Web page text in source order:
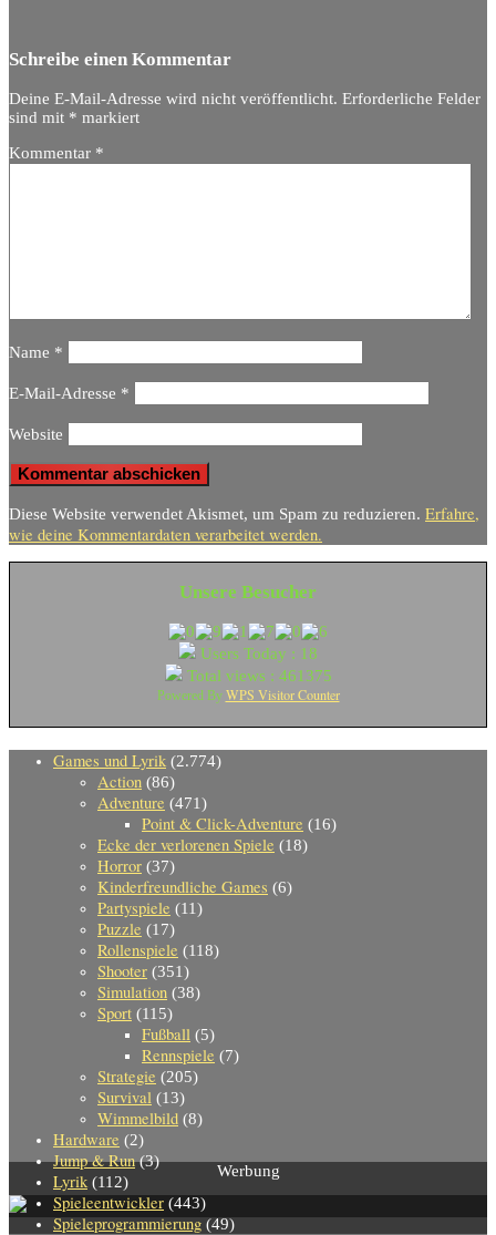
Schreibe einen Kommentar
Deine E-Mail-Adresse wird nicht veröffentlicht. Erforderliche Felder
sind mit * markiert
Kommentar *
Name *
E-Mail-Adresse *
Website
Diese Website verwendet Akismet, um Spam zu reduzieren. Erfahre,
wie deine Kommentardaten verarbeitet werden.
Unsere Besucher
Users Today : 18
Total views : 461375
Powered By WPS Visitor Counter
Games und Lyrik (2.774)
Action (86)
Adventure (471)
Point & Click-Adventure (16)
Ecke der verlorenen Spiele (18)
Horror (37)
Kinderfreundliche Games (6)
Partyspiele (11)
Puzzle (17)
Rollenspiele (118)
Shooter (351)
Simulation (38)
Sport (115)
Fußball (5)
Rennspiele (7)
Strategie (205)
Survival (13)
Wimmelbild (8)
Hardware (2)
Jump & Run(3)
Lyrik (112)
Spieleentwickler (443)
Spieleprogrammierung (49)
Werbung